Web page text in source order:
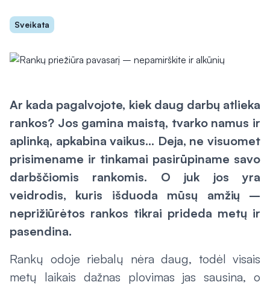
Sveikata
Ar kada pagalvojote, kiek daug darbų atlieka
rankos? Jos gamina maistą, tvarko namus ir
aplinką, apkabina vaikus... Deja, ne visuomet
prisimename ir tinkamai pasirūpiname savo
darbščiomis rankomis. O juk jos yra
veidrodis, kuris išduoda mūsų amžių –
neprižiūrėtos rankos tikrai prideda metų ir
pasendina.
Rankų odoje riebalų nėra daug, todėl visais
metų laikais dažnas plovimas jas sausina, o